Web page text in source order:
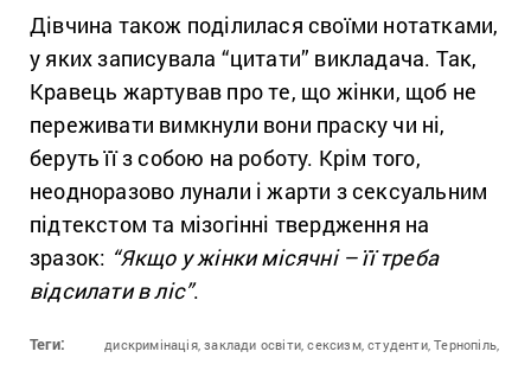
Дівчина також поділилася своїми нотатками,
у яких записувала “цитати” викладача. Так,
Кравець жартував про те, що жінки, щоб не
переживати вимкнули вони праску чи ні,
беруть її з собою на роботу. Крім того,
неодноразово лунали і жарти з сексуальним
підтекстом та мізогінні твердження на
зразок: “Якщо у жінки місячні – її треба
відсилати в ліс”.
Теги: дискримінація, заклади освіти, сексизм, студенти, Тернопіль,